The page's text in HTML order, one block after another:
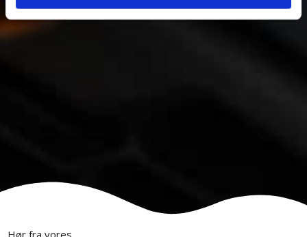
Hør fra vores